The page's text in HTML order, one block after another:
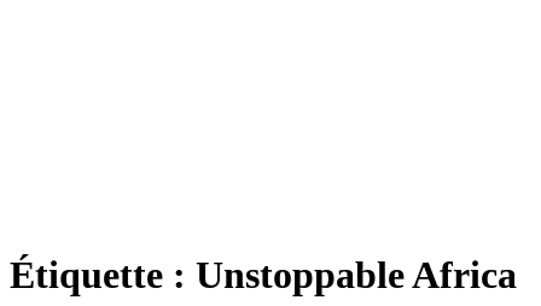
Étiquette : Unstoppable Africa